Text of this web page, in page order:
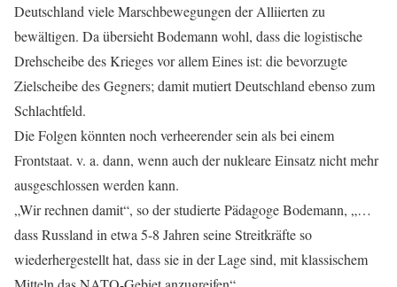
Deutschland viele Marschbewegungen der Alliierten zu
bewältigen. Da übersieht Bodemann wohl, dass die logistische
Drehscheibe des Krieges vor allem Eines ist: die bevorzugte
Zielscheibe des Gegners; damit mutiert Deutschland ebenso zum
Schlachtfeld.
Die Folgen könnten noch verheerender sein als bei einem
Frontstaat. v. a. dann, wenn auch der nukleare Einsatz nicht mehr
ausgeschlossen werden kann.
„Wir rechnen damit“, so der studierte Pädagoge Bodemann, „…
dass Russland in etwa 5-8 Jahren seine Streitkräfte so
wiederhergestellt hat, dass sie in der Lage sind, mit klassischem